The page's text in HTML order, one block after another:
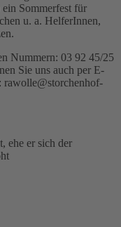
Sommerfest für
u. a. HelferInnen,
Nummern: 03 92 45/25
Sie uns auch per E-
rawolle@storchenhof-